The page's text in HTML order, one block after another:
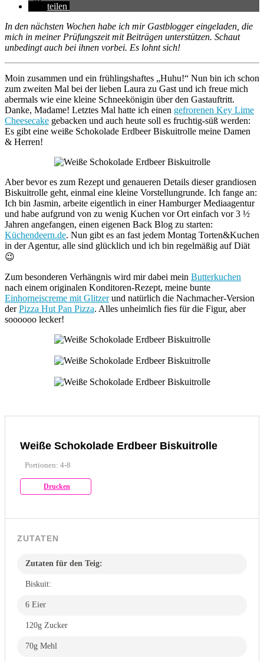
teilen
In den nächsten Wochen habe ich mir Gastblogger eingeladen, die
mich in meiner Prüfungszeit mit Beiträgen unterstützen. Schaut
unbedingt auch bei ihnen vorbei. Es lohnt sich!
Moin zusammen und ein frühlingshaftes „Huhu!“ Nun bin ich schon
zum zweiten Mal bei der lieben Laura zu Gast und ich freue mich
abermals wie eine kleine Schneekönigin über den Gastauftritt.
Danke, Madame! Letztes Mal hatte ich einen gefrorenen Key Lime
Cheesecake gebacken und auch heute soll es fruchtig-süß werden:
Es gibt eine weiße Schokolade Erdbeer Biskuitrolle meine Damen
& Herren!
Aber bevor es zum Rezept und genaueren Details dieser grandiosen
Biskuitrolle geht, einmal eine kleine Vorstellungrunde. Ich fange an:
Ich bin Jasmin, arbeite eigentlich in einer Hamburger Mediaagentur
und habe aufgrund von zu wenig Kuchen vor Ort einfach vor 3 ½
Jahren angefangen, einen eigenen Back Blog zu starten:
Küchendeern.de. Nun gibt es an fast jedem Montag Torten&Kuchen
in der Agentur, alle sind glücklich und ich bin regelmäßig auf Diät
😉
Zum besonderen Verhängnis wird mir dabei mein Butterkuchen
nach einem originalen Konditoren-Rezept, meine bunte
Einhorneiscreme mit Glitzerund natürlich die Nachmacher-Version
derPizza Hut Pan Pizza. Alles unheimlich fies für die Figur, aber
soooooo lecker!
Weiße Schokolade Erdbeer Biskuitrolle
Portionen: 4-8
Drucken
ZUTATEN
Zutaten für den Teig:
Biskuit:
6 Eier
120g Zucker
70g Mehl